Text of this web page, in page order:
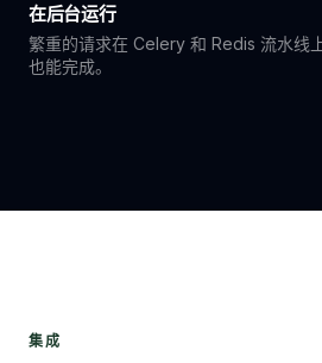
在后台运行
繁重的请求在 Celery 和 Redis 流水线
也能完成。
集成